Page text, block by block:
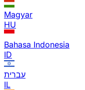
Magyar
HU
Bahasa Indonesia
ID
עברית
IL